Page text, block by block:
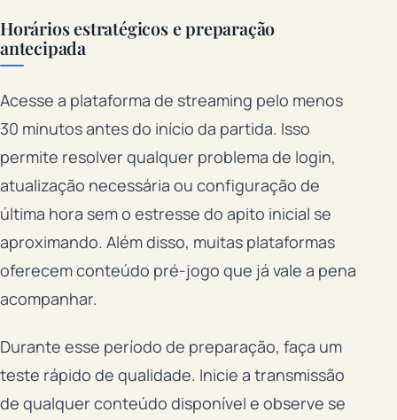
Horários estratégicos e preparação
antecipada
Acesse a plataforma de streaming pelo menos
30 minutos antes do início da partida. Isso
permite resolver qualquer problema de login,
atualização necessária ou configuração de
última hora sem o estresse do apito inicial se
aproximando. Além disso, muitas plataformas
oferecem conteúdo pré-jogo que já vale a pena
acompanhar.
Durante esse período de preparação, faça um
teste rápido de qualidade. Inicie a transmissão
de qualquer conteúdo disponível e observe se